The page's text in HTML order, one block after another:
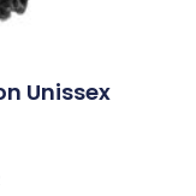
Unissex